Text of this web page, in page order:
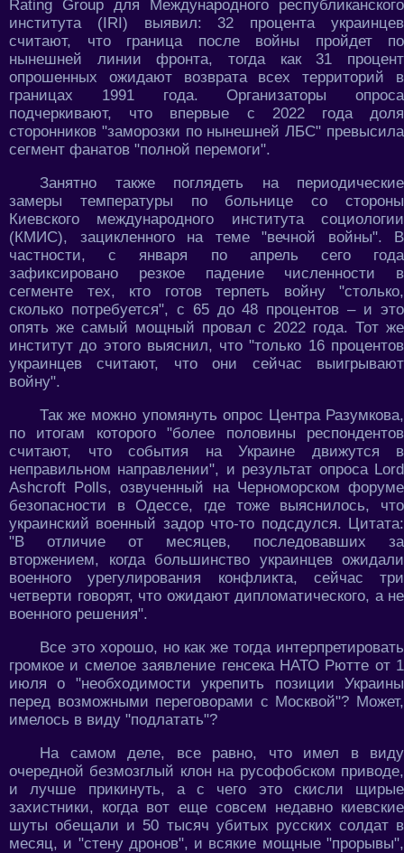
Rating Group для Международного республиканского
института (IRI) выявил: 32 процента украинцев
считают, что граница после войны пройдет по
нынешней линии фронта, тогда как 31 процент
опрошенных ожидают возврата всех территорий в
границах 1991 года. Организаторы опроса
подчеркивают, что впервые с 2022 года доля
сторонников "заморозки по нынешней ЛБС" превысила
сегмент фанатов "полной перемоги".
Занятно также поглядеть на периодические
замеры температуры по больнице со стороны
Киевского международного института социологии
(КМИС), зацикленного на теме "вечной войны". В
частности, с января по апрель сего года
зафиксировано резкое падение численности в
сегменте тех, кто готов терпеть войну "столько,
сколько потребуется", с 65 до 48 процентов – и это
опять же самый мощный провал с 2022 года. Тот же
институт до этого выяснил, что "только 16 процентов
украинцев считают, что они сейчас выигрывают
войну".
Так же можно упомянуть опрос Центра Разумкова,
по итогам которого "более половины респондентов
считают, что события на Украине движутся в
неправильном направлении", и результат опроса Lord
Ashcroft Polls, озвученный на Черноморском форуме
безопасности в Одессе, где тоже выяснилось, что
украинский военный задор что-то подсдулся. Цитата:
"В отличие от месяцев, последовавших за
вторжением, когда большинство украинцев ожидали
военного урегулирования конфликта, сейчас три
четверти говорят, что ожидают дипломатического, а не
военного решения".
Все это хорошо, но как же тогда интерпретировать
громкое и смелое заявление генсека НАТО Рютте от 1
июля о "необходимости укрепить позиции Украины
перед возможными переговорами с Москвой"? Может,
имелось в виду "подлатать"?
На самом деле, все равно, что имел в виду
очередной безмозглый клон на русофобском приводе,
и лучше прикинуть, а с чего это скисли щирые
захистники, когда вот еще совсем недавно киевские
шуты обещали и 50 тысяч убитых русских солдат в
месяц, и "стену дронов", и всякие мощные "прорывы",